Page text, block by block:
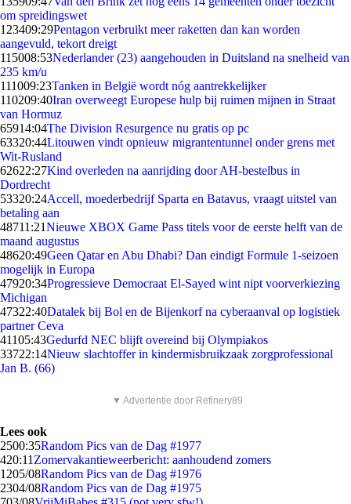
om spreidingswet
123409:29Pentagon verbruikt meer raketten dan kan worden
aangevuld, tekort dreigt
115008:53Nederlander (23) aangehouden in Duitsland na snelheid van
235 km/u
111009:23Tanken in België wordt nóg aantrekkelijker
110209:40Iran overweegt Europese hulp bij ruimen mijnen in Straat
van Hormuz
65914:04The Division Resurgence nu gratis op pc
63320:44Litouwen vindt opnieuw migrantentunnel onder grens met
Wit-Rusland
62622:27Kind overleden na aanrijding door AH-bestelbus in
Dordrecht
53320:24Accell, moederbedrijf Sparta en Batavus, vraagt uitstel van
betaling aan
48711:21Nieuwe XBOX Game Pass titels voor de eerste helft van de
maand augustus
48620:49Geen Qatar en Abu Dhabi? Dan eindigt Formule 1-seizoen
mogelijk in Europa
47920:34Progressieve Democraat El-Sayed wint nipt voorverkiezing
Michigan
47322:40Datalek bij Bol en de Bijenkorf na cyberaanval op logistiek
partner Ceva
41105:43Gedurfd NEC blijft overeind bij Olympiakos
33722:14Nieuw slachtoffer in kindermisbruikzaak zorgprofessional
Jan B. (66)
▼ Advertentie door Refinery89
Lees ook
2500:35Random Pics van de Dag #1977
420:11 Zomervakantieweerbericht: aanhoudend zomers
1205/08Random Pics van de Dag #1976
2304/08Random Pics van de Dag #1975